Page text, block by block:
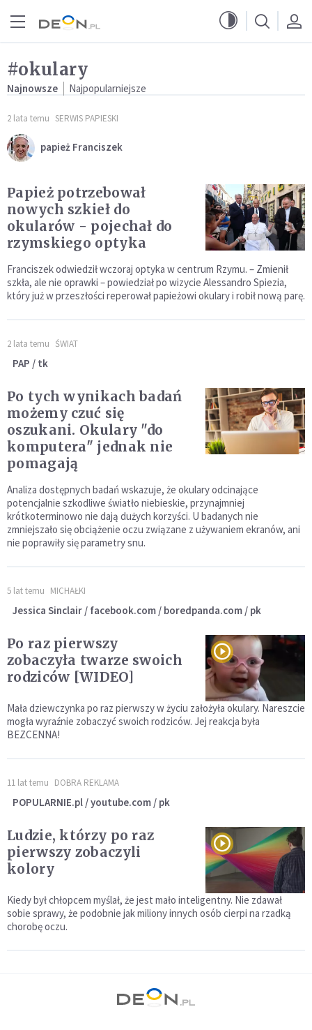
#okulary
Najnowsze Najpopularniejsze
2 lata temu SERWIS PAPIESKI
papież Franciszek
Papież potrzebował
nowych szkieł do
okularów - pojechał do
rzymskiego optyka
Franciszek odwiedził wczoraj optyka w centrum Rzymu. – Zmienił
szkła, ale nie oprawki – powiedział po wizycie Alessandro Spiezia,
który już w przeszłości reperował papieżowi okulary i robił nową parę.
2 lata temu ŚWIAT
PAP / tk
Po tych wynikach badań
możemy czuć się
oszukani. Okulary "do
komputera" jednak nie
pomagają
Analiza dostępnych badań wskazuje, że okulary odcinające
potencjalnie szkodliwe światło niebieskie, przynajmniej
krótkoterminowo nie dają dużych korzyści. U badanych nie
zmniejszało się obciążenie oczu związane z używaniem ekranów, ani
nie poprawiły się parametry snu.
5 lat temu MICHAŁKI
Jessica Sinclair / facebook.com / boredpanda.com / pk
Po raz pierwszy
zobaczyła twarze swoich
rodziców [WIDEO]
Mała dziewczynka po raz pierwszy w życiu założyła okulary. Nareszcie
mogła wyraźnie zobaczyć swoich rodziców. Jej reakcja była
BEZCENNA!
11 lat temu DOBRA REKLAMA
POPULARNIE.pl / youtube.com / pk
Ludzie, którzy po raz
pierwszy zobaczyli
kolory
Kiedy był chłopcem myślał, że jest mało inteligentny. Nie zdawał
sobie sprawy, że podobnie jak miliony innych osób cierpi na rzadką
chorobę oczu.